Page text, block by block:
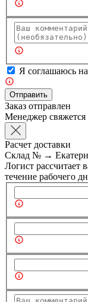
Я соглашаюсь на
Отправить
Заказ отправлен
Менеджер свяжется
Расчет доставки
Склад № →
Логист рассчитает
течение рабочего